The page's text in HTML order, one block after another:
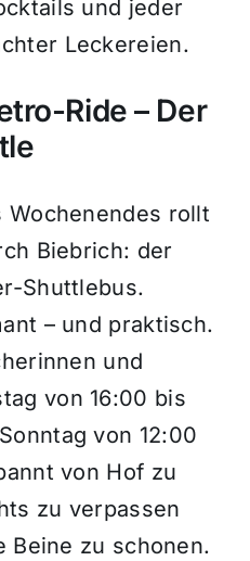
und jeder
Leckereien.
Ride – Der
Wochenendes rollt
Biebrich: der
Shuttlebus.
– und praktisch.
und
von 16:00 bis
von 12:00
von Hof zu
zu verpassen
Beine zu schonen.